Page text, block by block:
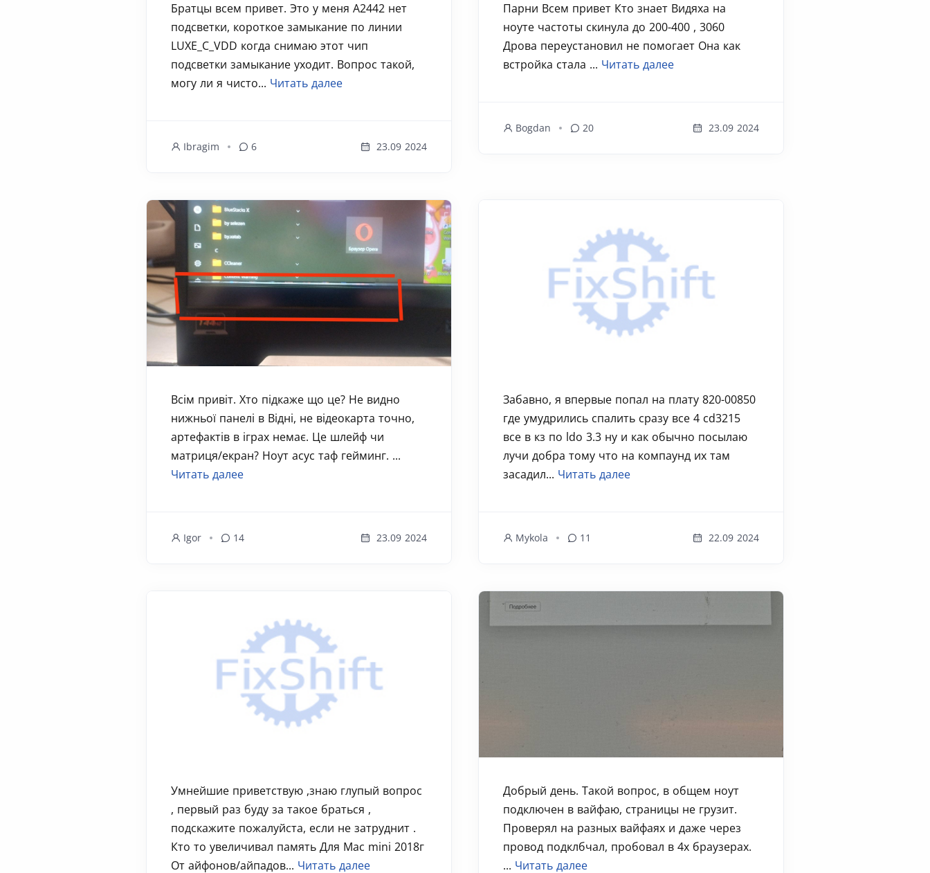
Братцы всем привет. Это у меня А2442 нет
подсветки, короткое замыкание по линии
LUXE_C_VDD когда снимаю этот чип
подсветки замыкание уходит. Вопрос такой,
могу ли я чисто... Читать далее
Ibragim 6 23.09 2024
Парни Всем привет Кто знает Видяха на
ноуте частоты скинула до 200-400 , 3060
Дрова переустановил не помогает Она как
встройка стала ... Читать далее
Bogdan 20 23.09 2024
Всім привіт. Хто підкаже що це? Не видно
нижньої панелі в Відні, не відеокарта точно,
артефактів в іграх немає. Це шлейф чи
матриця/екран? Ноут асус таф гейминг. ...
Читать далее
Igor 14 23.09 2024
Забавно, я впервые попал на плату 820-00850
где умудрились спалить сразу все 4 cd3215
все в кз по ldo 3.3 ну и как обычно посылаю
лучи добра тому что на компаунд их там
засадил... Читать далее
Mykola 11 22.09 2024
Умнейшие приветствую ,знаю глупый вопрос
, первый раз буду за такое браться ,
подскажите пожалуйста, если не затруднит .
Кто то увеличивал память Для Mac mini 2018г
От айфонов/айпадов... Читать далее
Добрый день. Такой вопрос, в общем ноут
подключен в вайфаю, страницы не грузит.
Проверял на разных вайфаях и даже через
провод подклбчал, пробовал в 4х браузерах.
... Читать далее